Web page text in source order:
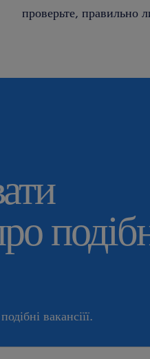
проверьте, правильно
вакансіїї.